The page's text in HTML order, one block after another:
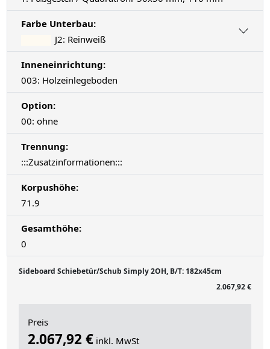
Farbe Unterbau:
J2: Reinweiß
Inneneinrichtung:
003: Holzeinlegeboden
Option:
00: ohne
Trennung:
:::Zusatzinformationen:::
Korpushöhe:
71.9
Gesamthöhe:
0
Sideboard Schiebetür/Schub Simply 2OH, B/T: 182x45cm
2.067,92 €
Preis
2.067,92 € inkl. MwSt